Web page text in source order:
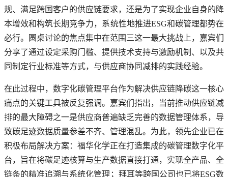
规、满足跨国客户的供应链要求，还是为了实现企业自身的降
本增效和构筑长期竞争力，系统性地推进ESG和碳管理都势在
必行。圆桌讨论的焦点集中在范围三这一最大挑战上，嘉宾们
分享了通过设定采购门槛、提供技术支持与激励机制、以及共
同制定行业标准等方式，与供应商协同减排的实践经验。
在此过程中，数字化碳管理平台作为解决供应链降碳这一核心
痛点的关键工具被反复强调。嘉宾们指出，当前推动供应链减
排的最大障碍之一是供应商普遍缺乏完善的数据管理体系，导
致碳足迹数据质量参差不齐、管理混乱。为此，领先企业已在
积极布局解决方案：福华化学正在打造集成的碳管理数字化平
台，旨在将碳足迹核算与生产数据直接打通，实现全产品、全
链条的精准追溯与系统化管理；拜耳等跨国公司也已将ESG数